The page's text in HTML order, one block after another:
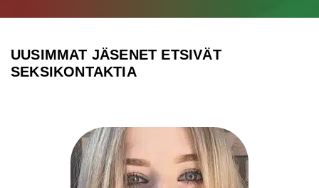
UUSIMMAT JÄSENET ETSIVÄT
SEKSIKONTAKTIA